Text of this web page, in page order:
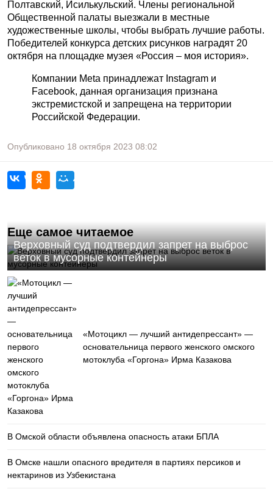
Полтавский, Исилькульский. Члены региональной
Общественной палаты выезжали в местные
художественные школы, чтобы выбрать лучшие работы.
Победителей конкурса детских рисунков наградят 20
октября на площадке музея «Россия – моя история».
Компании Meta принадлежат Instagram и
Facebook, данная организация признана
экстремистской и запрещена на территории
Российской Федерации.
Опубликовано 18 октября 2023 08:02
Еще самое читаемое
Верховный суд подтвердил запрет на выброс
веток в мусорные контейнеры
«Мотоцикл — лучший антидепрессант» —
основательница первого женского омского
мотоклуба «Горгона» Ирма Казакова
В Омской области объявлена опасность атаки БПЛА
В Омске нашли опасного вредителя в партиях персиков и
нектаринов из Узбекистана